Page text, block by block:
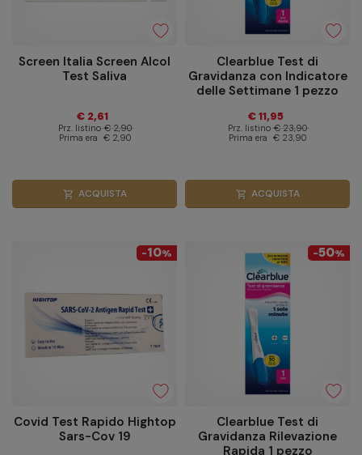
Screen Italia Screen Alcol
Test Saliva
€ 2,61
Prz. listino € 2,90
Prima era € 2,90
shopping_cart ACQUISTA
Clearblue Test di
Gravidanza con Indicatore
delle Settimane 1 pezzo
€ 11,95
Prz. listino € 23,90
Prima era € 23,90
shopping_cart ACQUISTA
-10%
Covid Test Rapido Hightop
Sars-Cov 19
-50%
Clearblue Test di
Gravidanza Rilevazione
Rapida 1 pezzo